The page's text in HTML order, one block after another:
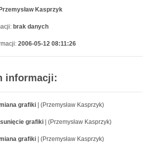
Przemysław Kasprzyk
brak danych
2006-05-12 08:11:26
informacji:
grafiki | (Przemysław Kasprzyk)
grafiki | (Przemysław Kasprzyk)
grafiki | (Przemysław Kasprzyk)